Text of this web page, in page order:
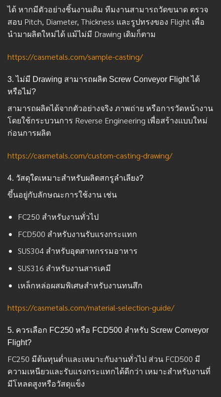
ได้ หากมีตัวอย่างชิ้นงานเดิม ทีมงานสามารถวัดขนาด ตรวจ
สอบ Pitch, Diameter, Thickness และรูปทรงของ Flight เพื่อ
นำมาผลิตใหม่ได้ แม้ไม่มี Drawing เดิมก็ตาม
https://casmetals.com/sample-casting/
3. ไม่มี Drawing สามารถผลิต Screw Conveyor Flight ได้
หรือไม่?
สามารถผลิตได้จากตัวอย่างจริง ภาพถ่าย หรือการวัดหน้างาน
โดยใช้กระบวนการ Reverse Engineering เพื่อสร้างแบบใหม่
ก่อนการผลิต
https://casmetals.com/custom-casting-drawing/
4. วัสดุใดเหมาะสำหรับผลิตสกรูลำเลียง?
ขึ้นอยู่กับลักษณะการใช้งาน เช่น
FC250 สำหรับงานทั่วไป
FCD500 สำหรับงานรับแรงกระแทก
SUS304 สำหรับอุตสาหกรรมอาหาร
SUS316 สำหรับงานสารเคมี
เหล็กหล่อผสมพิเศษสำหรับงานทนสึก
https://casmetals.com/material-selection-guide/
5. ควรเลือก FC250 หรือ FCD500 สำหรับ Screw Conveyor
Flight?
FC250 มีต้นทุนต่ำและเหมาะกับงานทั่วไป ส่วน FCD500 มี
ความเหนียวและรับแรงกระแทกได้ดีกว่า เหมาะสำหรับงานที่
มีโหลดสูงหรือวัสดุแข็ง